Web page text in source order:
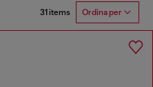
31 items Ordina per